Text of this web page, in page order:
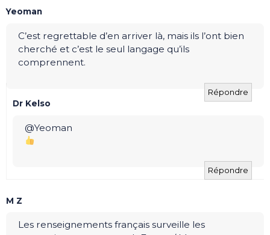
Yeoman
C’est regrettable d’en arriver là, mais ils l’ont bien
cherché et c’est le seul langage qu’ils
comprennent.
Répondre
Dr Kelso
@Yeoman
Répondre
M Z
Les renseignements français surveille les